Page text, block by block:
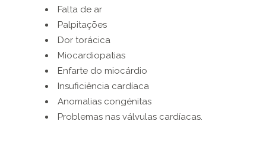
Falta de ar
Palpitações
Dor torácica
Miocardiopatias
Enfarte do miocárdio
Insuficiência cardíaca
Anomalias congénitas
Problemas nas válvulas cardíacas.